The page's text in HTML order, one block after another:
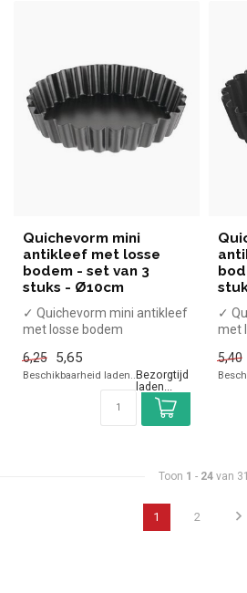
Quichevorm mini
antikleef met losse
bodem - set van 3
stuks - Ø10cm
✓ Quichevorm mini antikleef
met losse bodem
✓ Ø10cm
6,25 5,65
Beschikbaarheid laden..
✓
met
✓
5,40
Toon 1 - 24 van 31
1 2